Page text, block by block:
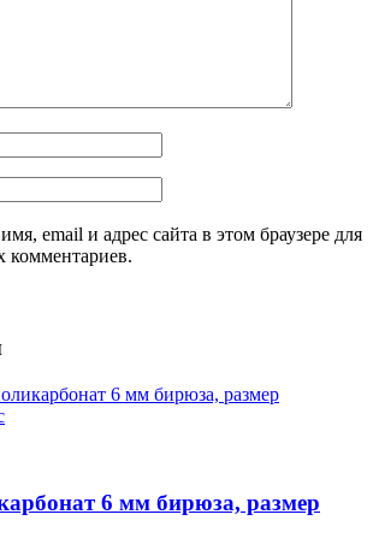
email и адрес сайта в этом браузере для
6 мм бирюза, размер